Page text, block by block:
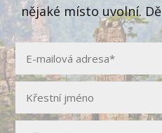
nějaké místo uvolní.